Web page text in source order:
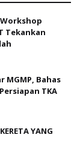
Workshop
Tekankan
MGMP, Bahas
TKA
YANG